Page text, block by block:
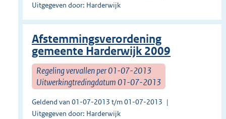
Uitgegeven door: Harderwijk
Afstemmingsverordening
gemeente Harderwijk 2009
Regeling vervallen per 01-07-2013
Uitwerkingtredingdatum 01-07-2013
Geldend van 01-07-2013 t/m 01-07-2013
Uitgegeven door: Harderwijk